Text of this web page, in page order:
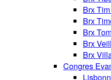
Brx
Brx
Brx
Brx
Brx
Congres